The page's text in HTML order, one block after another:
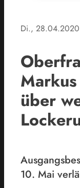
Di., 28.04.2020
über
10. Mai